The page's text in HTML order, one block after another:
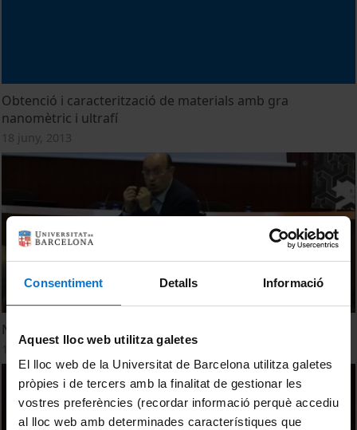
Consentiment Detalls Informació
Aquest lloc web utilitza galetes
El lloc web de la Universitat de Barcelona utilitza galetes
pròpies i de tercers amb la finalitat de gestionar les
vostres preferències (recordar informació perquè accediu
al lloc web amb determinades característiques que
Obtenció i caracterització de materials amb gra
nanomètric i ultrafí
18 juny, 2013
Nuevos mecanismos bactericidas en implantes dentales
18 juny, 2013